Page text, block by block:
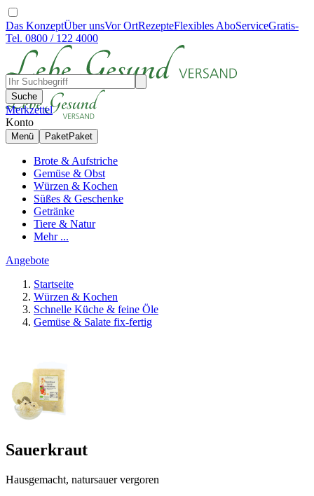
Das KonzeptÜber unsVor OrtRezepteFlexibles AboServiceGratis-
Tel. 0800 / 122 4000
Suche
Merkzettel
Konto
Menü PaketPaket
Brote & Aufstriche
Gemüse & Obst
Würzen & Kochen
Süßes & Geschenke
Getränke
Tiere & Natur
Mehr ...
Angebote
Startseite
Würzen & Kochen
Schnelle Küche & feine Öle
Gemüse & Salate fix-fertig
Sauerkraut
Hausgemacht, natursauer vergoren